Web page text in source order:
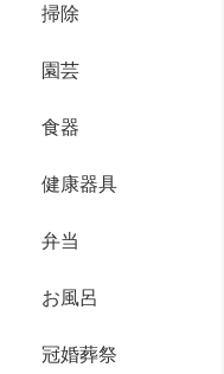
掃除
園芸
食器
健康器具
弁当
お風呂
冠婚葬祭